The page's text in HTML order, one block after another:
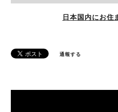
日本国内にお住
通報する